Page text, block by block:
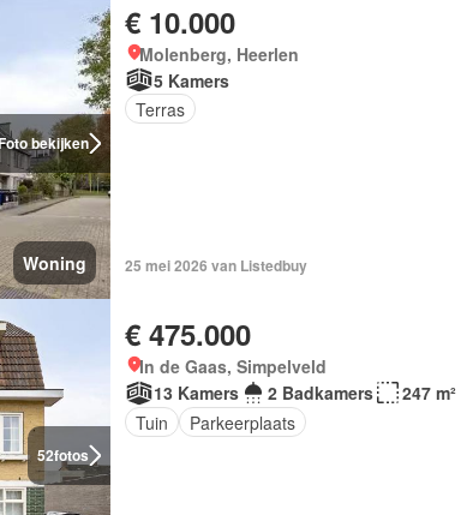
bekijken
Woning
€ 10.000
Molenberg, Heerlen
5 Kamers
Terras
25 mei 2026 van Listedbuy
52fotos
€ 475.000
In de Gaas, Simpelveld
13 Kamers
2 Badkamers
247 m²
Tuin
Parkeerplaats